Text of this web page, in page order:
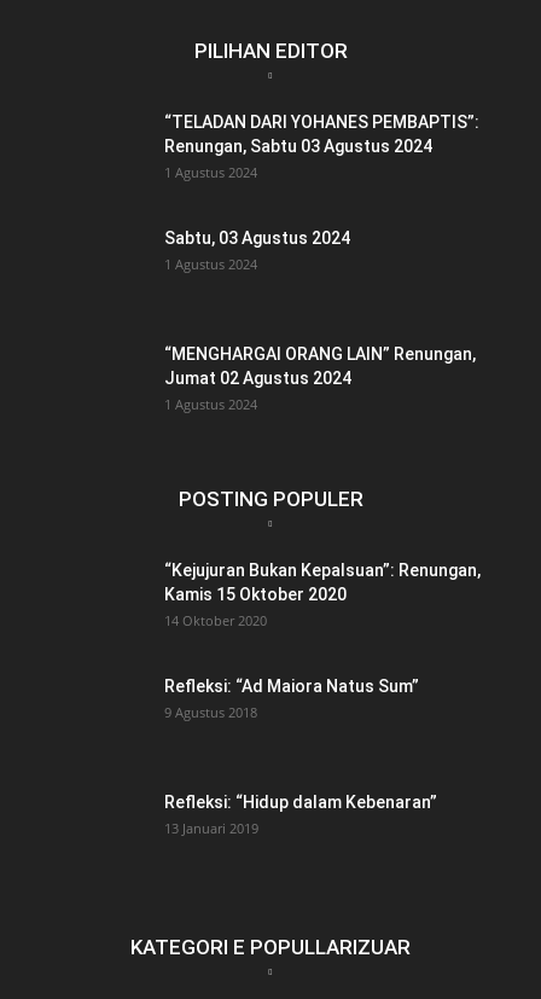
PILIHAN EDITOR
“TELADAN DARI YOHANES PEMBAPTIS”:
Renungan, Sabtu 03 Agustus 2024
1 Agustus 2024
Sabtu, 03 Agustus 2024
1 Agustus 2024
“MENGHARGAI ORANG LAIN” Renungan,
Jumat 02 Agustus 2024
1 Agustus 2024
POSTING POPULER
“Kejujuran Bukan Kepalsuan”: Renungan,
Kamis 15 Oktober 2020
14 Oktober 2020
Refleksi: “Ad Maiora Natus Sum”
9 Agustus 2018
Refleksi: “Hidup dalam Kebenaran”
13 Januari 2019
KATEGORI E POPULLARIZUAR